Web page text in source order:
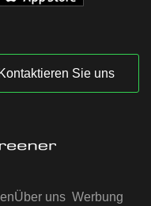
Kontaktieren Sie uns
Über uns Werbung